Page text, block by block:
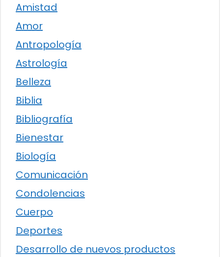
Amistad
Amor
Antropología
Astrología
Belleza
Biblia
Bibliografía
Bienestar
Biología
Comunicación
Condolencias
Cuerpo
Deportes
Desarrollo de nuevos productos